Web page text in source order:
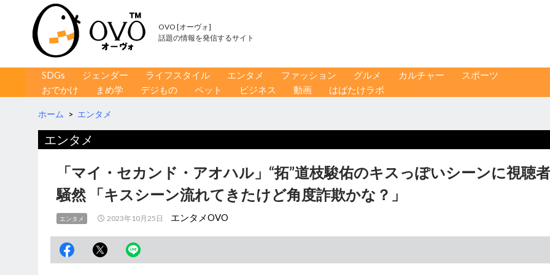
OVO [オーヴォ]
話題の情報を発信するサイト
コンテンツへ移動
SDGs ジェンダー ライフスタイル エンタメ ファッション グルメ カルチャー
スポーツ
おでかけ
まめ学 デジもの ペット ビジネス 動画 はばたけラボ
ホーム > エンタメ
エンタメ
「マイ・セカンド・アオハル」“拓”道枝駿佑のキスっぽいシーンに視聴者
騒然 「キスシーン流れてきたけど角度詐欺かな？」
エンタメ 2023年10月25日 エンタメOVO